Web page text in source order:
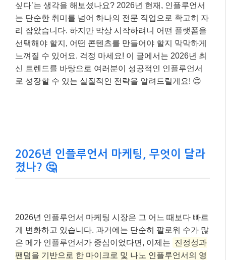
싶다’는 생각을 해보셨나요? 2026년 현재, 인플루언서
는 단순한 취미를 넘어 하나의 전문 직업으로 확고히 자
리 잡았습니다. 하지만 막상 시작하려니 어떤 플랫폼을
선택해야 할지, 어떤 콘텐츠를 만들어야 할지 막막하게
느껴질 수 있어요. 걱정 마세요! 이 글에서는 2026년 최
신 트렌드를 바탕으로 여러분이 성공적인 인플루언서
로 성장할 수 있는 실질적인 전략을 알려드릴게요! 😊
2026년 인플루언서 마케팅, 무엇이 달라
졌나? 🤔
2026년 인플루언서 마케팅 시장은 그 어느 때보다 빠르
게 변화하고 있습니다. 과거에는 단순히 팔로워 수가 많
은 메가 인플루언서가 중심이었다면, 이제는 진정성과
팬덤을 기반으로 한 마이크로 및 나노 인플루언서의 영